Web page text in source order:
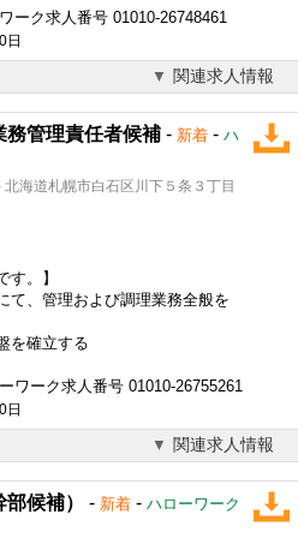
ーク求人番号 01010-26748461
日
関連求人情報
務管理責任者候補 - 新着 - ハ
海道札幌市白石区川下５条３丁目
す。】
て、管理および調理業務全般を
を確立する
ワーク求人番号 01010-26755261
日
関連求人情報
候補） - 新着 - ハローワーク